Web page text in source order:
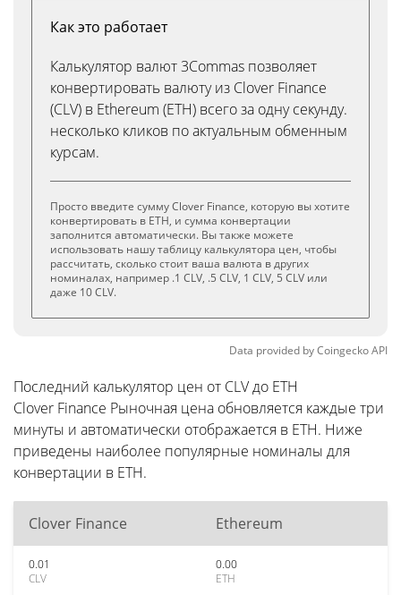
Как это работает
Калькулятор валют 3Commas позволяет
конвертировать валюту из Clover Finance
(CLV) в Ethereum (ETH) всего за одну секунду.
несколько кликов по актуальным обменным
курсам.
Просто введите сумму Clover Finance, которую вы хотите
конвертировать в ETH, и сумма конвертации
заполнится автоматически. Вы также можете
использовать нашу таблицу калькулятора цен, чтобы
рассчитать, сколько стоит ваша валюта в других
номиналах, например .1 CLV, .5 CLV, 1 CLV, 5 CLV или
даже 10 CLV.
Data provided byCoingeckoAPI
Последний калькулятор цен от CLV до ETH
Clover Finance Рыночная цена обновляется каждые три
минуты и автоматически отображается в ETH. Ниже
приведены наиболее популярные номиналы для
конвертации в ETH.
Clover Finance Ethereum
0.01
CLV
0.00
ETH